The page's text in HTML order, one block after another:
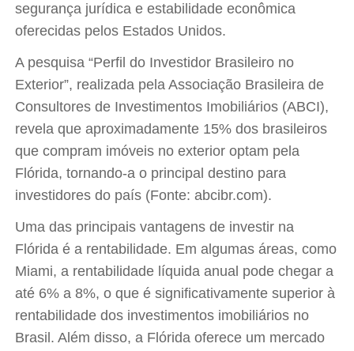
segurança jurídica e estabilidade econômica
oferecidas pelos Estados Unidos.
A pesquisa “Perfil do Investidor Brasileiro no
Exterior”, realizada pela Associação Brasileira de
Consultores de Investimentos Imobiliários (ABCI),
revela que aproximadamente 15% dos brasileiros
que compram imóveis no exterior optam pela
Flórida, tornando-a o principal destino para
investidores do país (Fonte: abcibr.com).
Uma das principais vantagens de investir na
Flórida é a rentabilidade. Em algumas áreas, como
Miami, a rentabilidade líquida anual pode chegar a
até 6% a 8%, o que é significativamente superior à
rentabilidade dos investimentos imobiliários no
Brasil. Além disso, a Flórida oferece um mercado